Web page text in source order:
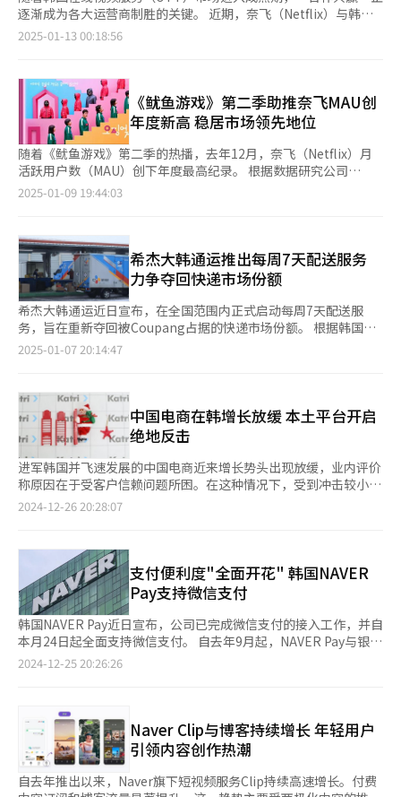
逐渐成为各大运营商制胜的关键。 近期，奈飞（Netflix）与韩国
SBS电视台达成战略合作协议，SBS将向奈飞韩国会员提供节目，
范。 面对市场衰退压力，传统广播媒体正积极将内容输送至OTT
平台，以缓解制作资金短缺的问题。这一趋势表明，行业竞争格局
正从“单纯竞争”逐步演变为“竞合共生”的新模式。 与此同
时，OTT平台与大型门户网站运营商之间的合作同样备受关注。奈
飞近期与NAVER达成合作协议，NAVER+会员无需支付额外费用，
即可享受奈飞广告版标准套餐的同等服务。这种捆绑策略进一步强
化了OTT平台的市场竞争力。 业内分析认为，考虑到30岁至40岁
群体的消费能力，NAVER已成为OTT平台扩展市场的重要合作伙
效应，已成为OTT平台提升竞争力的关键。 业内普遍预测，2024
年韩国OTT市场将延续“奈飞独强，TVING稳居中游，Wavve、
Coupang Play、Disney+处于弱势”的格局，同时，跨行业合作
将成为未来行业发展的重要趋势。 韩国数字产业政策研究所所长
卢昌熙（音）指出：“广告套餐和会员制等服务结构的变化，以及
捆绑策略的使用值得高度关注。随着市场迈入成熟阶段，行业需通
过多样化服务与跨行业合作，寻求新的增长动力。” 此外，10岁
至20岁年轻群体对短视频内容的热衷正成为业内关注的焦点。尽管
卢昌熙进一步表示：“传统电视综艺节目正加速向优兔
（YouTube）平台转移。从近期优兔的热门综艺节目来看，尽管短
视频备受青睐，30岁至50岁群体仍需要长视频内容填补空闲时
间。优兔的实时广告收益模式也有望推动更多传统长视频内容向这
一平台转移。” 电视剧《超异能族》海报【图片来源 Disney+】
2025-01-13 00:18:56
《鱿鱼游戏》第二季助推奈飞MAU创
年度新高 稳居市场领先地位
随着《鱿鱼游戏》第二季的热播，去年12月，奈飞（Netflix）月
活跃用户数（MAU）创下年度最高纪录。 根据数据研究公司
Mobile index于9日发布的统计，奈飞去年12月的MAU达到
（WAU）达到858.6833万人，较前一周增长23.96%。 奈飞内容平
台Tudum的数据显示，在去年12月30日至今年1月5日期间，《鱿
鱼游戏》第二季的全球总观看时长达到4.171亿小时，总观看次数
为5820万次（按观看总时长除以剧集总时长计算）。该剧不仅在
全球英语和非英语剧集综合榜单中位居首位，还在奈飞覆盖的93个
国家中登顶91个国家的榜单。 除了《鱿鱼游戏》第二季的成功，
去年9月推出的综艺节目《黑白厨师：料理阶级战争》的持续热
度，以及奈飞同年与NAVER达成的会员合作协议，也进一步巩固
起，NAVER的会员服务“NAVER+”新增奈飞广告型标准套餐，而
TVING的使用权也同样作为选项之一。奈飞的加入无疑对TVING的
市场表现构成了不小的挑战。 另一方面，TVING尽管在去年10月
凭借韩国职业棒球联赛（KBO）的热度创下809.61万人的MAU峰
值，但随着职业棒球进入非赛季，其11月和12月的MAU下降至约
700万人，进一步拉大了与奈飞之间的差距。 《鱿鱼游戏》第二季
海报【图片来源 奈飞】
2025-01-09 19:44:03
希杰大韩通运推出每周7天配送服务
力争夺回快递市场份额
希杰大韩通运近日宣布，在全国范围内正式启动每周7天配送服
务，旨在重新夺回被Coupang占据的快递市场份额。 根据韩国
Meritz证券研究中心的最新数据，2023年第四季度，希杰大韩通
36.3%，反超希杰大韩通运的28.3%。 面对日益激烈的市场竞争，
希杰大韩通运于本月5日正式启动了每周7天配送服务。对此，公司
相关负责人表示：“尽管新服务刚刚启动，当前配送量尚未达到预
期，但鉴于家电和食品行业的旺盛需求，预计未来配送量将逐步提
升。” 配送速度和便利性已成为影响消费者购买决策的重要因
素。然而，许多企业未能有效满足这一需求。除Coupang和Kurly
等少数拥有自建物流网络的企业外，大部分电商平台难以提供即时
配送服务。 为强化竞争力，希杰大韩通运于去年6月与新世界集团
同时，Naver购物通过希杰大韩通运提供多样化配送服务，包括当
日配送、次日配送、1小时内送达的即时配送，以及次日凌晨送达
的凌晨配送。此外，希杰大韩通运还负责处理中国电商平台全球速
卖通（AliExpress）约80%的物流订单。 与此同时，海外直购市
场的增长进一步推动了希杰大韩通运的业务扩展。根据韩国统计厅
数据，2023年第三季度，在线海外直购市场规模达1.9106万亿韩
元（约合人民币96亿元），同比增长18.82%。 业内人士指出，尽
管Coupang的“火箭配送”（次日送达）主要覆盖自营商品，而
公司之间的竞争将进一步加剧。 5日，在仁川广域市桂阳区瑞云洞
CJ大韩通运快递江西B货运站，员工们正在分类配送物品。【图片
来源 韩联社】
2025-01-07 20:14:47
中国电商在韩增长放缓 本土平台开启
绝地反击
进军韩国并飞速发展的中国电商近来增长势头出现放缓，业内评价
称原因在于受客户信赖问题所困。在这种情况下，受到冲击较小的
韩国本土企业NAVER和Kakao则分别趁势强化旗下电商业务。 据
户量（MAU）在今年年初急剧增长后，下半年进入停滞状态。全球
速卖通MAU从年初的500多万迅速增至近700万，目前维持在这一
水平。TEMU则从年初的近500万增至600多万后，回落至500多
万。 信息技术（IT）行业评价中国电商暴露出局限性。中国电商
自进入韩国市场以来，在商品质量和安全方面一直饱受质疑。近期
首尔市的一项调查显示，中国电商平台销售的部分圣诞儿童玩具
中，检出远超韩国标准的有害物质，进一步加剧中国电商的信任危
机。 另有分析认为，除了价格便宜之外，中国电商缺乏其他显著
显现出局限性。中国电商利用优惠券吸引用户安装手机软件
（APP）并注册会员，但今年5月曝出的个人信息泄露和隐私侵害
问题导致这一策略也难以为继。 消费者市民联盟面向500名使用过
中国电商平台的消费者进行调查的结果显示，用户总体满意度仅为
41.8%。其中，价格满意度较高，为80.8%；但商品质量满意度仅
2024-12-26 20:28:07
支付便利度"全面开花" 韩国NAVER
Pay支持微信支付
韩国NAVER Pay近日宣布，公司已完成微信支付的接入工作，并自
本月24日起全面支持微信支付。 自去年9月起，NAVER Pay与银联
和Alipay+合作，在中国提供支付服务，并成功扩大了其支付业务
服务中，NAVER Pay是唯一一家支持中国三大支付平台的企业。用
户使用NAVER Pay不仅可以随时随地进行支付，还能享受积分累积
等优惠。 NAVER Pay负责人表示：“在中国，二维码支付已经成
为普及的支付方式。我们希望韩国用户能够充分利用这一服务，享
受更多便利。” 【图片提供 NAVER】
2024-12-25 20:26:26
Naver Clip与博客持续增长 年轻用户
引领内容创作热潮
自去年推出以来，Naver旗下短视频服务Clip持续高速增长。付费